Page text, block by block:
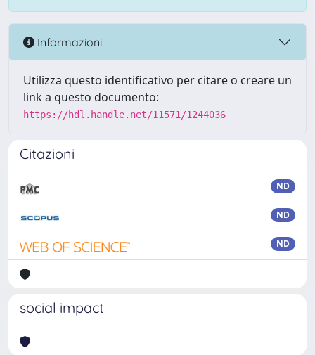
Informazioni
Utilizza questo identificativo per citare o creare un
link a questo documento:
https://hdl.handle.net/11571/1244036
Citazioni
ND
ND
ND
social impact